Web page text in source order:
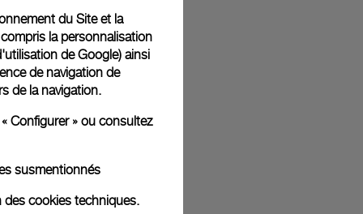
livrées dans un coffret signature Panerai offert. Lors du
la possibilité d’ajouter un message cadeau
du Site et la
la personnalisation
de Google) ainsi
de navigation de
de la navigation.
Configurer » ou consultez
susmentionnés
des cookies techniques.